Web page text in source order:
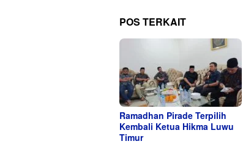
POS TERKAIT
Ramadhan Pirade Terpilih
Kembali Ketua Hikma Luwu
Timur